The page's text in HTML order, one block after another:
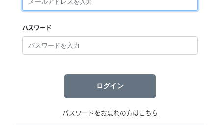
パスワード
ログイン
パスワードをお忘れの方はこちら